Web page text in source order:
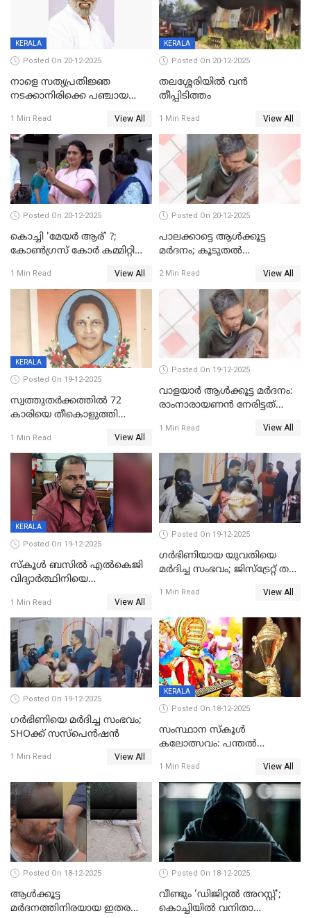
KERALA
Posted On 20-12-2025
നാളെ സത്യപ്രതിജ്ഞ
നടക്കാനിരിക്കെ പഞ്ചായത്ത്
1 Min Read View All
KERALA
Posted On 20-12-2025
തലശ്ശേരിയിൽ വൻ
തീപ്പിടിത്തം
1 Min Read View All
Posted On 20-12-2025
കൊച്ചി 'മേയർ ആര്' ?;
കോണ്‍ഗ്രസ് കോര്‍ കമ്മിറ്റി
1 Min Read View All
Posted On 20-12-2025
പാലക്കാട്ടെ ആള്‍ക്കൂട്ട
മര്‍ദനം; കൂടുതല്‍
അംഗ സംഘമെന്ന് വിവരം
2 Min Read View All
KERALA
Posted On 19-12-2025
സ്വത്തുതര്‍ക്കത്തില്‍ 72
കാരിയെ തീകൊളുത്തി
ക്രൂരകൊലപാതകത്തില്‍
സഹോദരിപുത്രന് ജീവപര്യന്തം
1 Min Read View All
Posted On 19-12-2025
വാളയാർ ആൾക്കൂട്ട മർദനം:
രാംനാരായണൻ നേരിട്ടത്
നാൽപ്പതിലേറെ
റിപ്പോർട്ട്
1 Min Read View All
KERALA
Posted On 19-12-2025
സ്കൂൾ ബസിൽ എൽകെജി
വിദ്യാര്‍ത്ഥിനിയെ
ക്ലീനര്‍ പിടിയിൽ
1 Min Read View All
Posted On 19-12-2025
ഗര്‍ഭിണിയായ യുവതിയെ
മര്‍ദിച്ച സംഭവം; ജിസ്‌ട്രേറ്റ് തല
യുവതി
1 Min Read View All
Posted On 19-12-2025
ഗര്‍ഭിണിയെ മർദിച്ച സംഭവം;
SHOക്ക് സസ്പെൻഷൻ
1 Min Read View All
KERALA
Posted On 18-12-2025
സംസ്ഥാന സ്കൂൾ
കലോത്സവം: പന്തൽ
1 Min Read View All
Posted On 18-12-2025
ആൾക്കൂട്ട
മർദനത്തിനിരയായ ഇതര
Posted On 18-12-2025
വീണ്ടും 'ഡിജിറ്റല്‍ അറസ്റ്റ്';
കൊച്ചിയില്‍ വനിതാ